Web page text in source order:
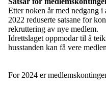
Etter noken år med nedgang
2022 reduserte satsane for
rekruttering av nye medlem.
Idrettslaget oppmodar til å
husstanden kan få vere
For 2024 er